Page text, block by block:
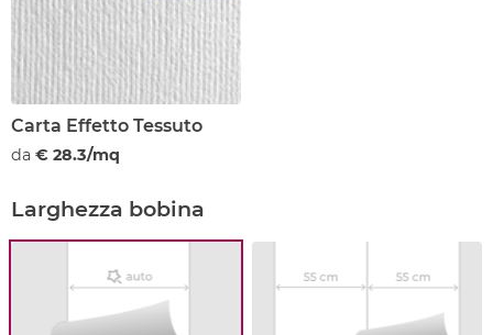
Carta Effetto Tessuto
da € 28.3/mq
Larghezza bobina